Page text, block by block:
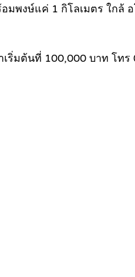
พงษ์แค่ 1 กิโลเมตร ใกล้
เริ่มต้นที่ 100,000 บาท โ